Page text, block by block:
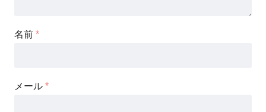
名前 *
メール *